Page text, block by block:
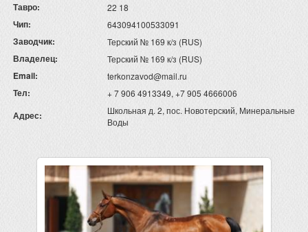
Тавро: 22 18
Чип: 643094100533091
Заводчик: Терский № 169 к/з (RUS)
Владелец: Терский № 169 к/з (RUS)
Email: terkonzavod@mail.ru
Тел: + 7 906 4913349, +7 905 4666006
Адрес:
Школьная д. 2, пос. Новотерский, Минеральные
Воды